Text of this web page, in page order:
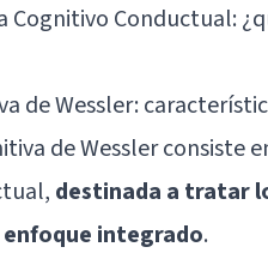
Cognitivo Conductual:
de Wessler:
de Wessler consiste
destinada a tratar
integrado.